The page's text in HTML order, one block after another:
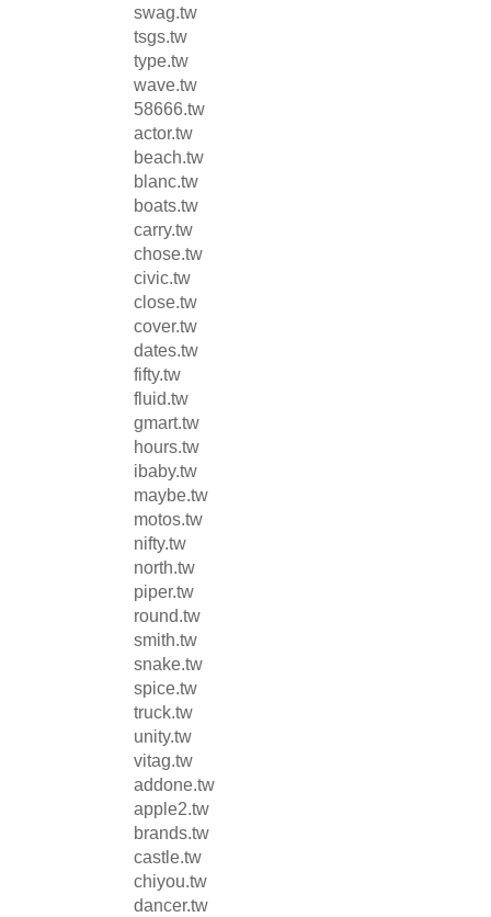
swag.tw
tsgs.tw
type.tw
wave.tw
58666.tw
actor.tw
beach.tw
blanc.tw
boats.tw
carry.tw
chose.tw
civic.tw
close.tw
cover.tw
dates.tw
fifty.tw
fluid.tw
gmart.tw
hours.tw
ibaby.tw
maybe.tw
motos.tw
nifty.tw
north.tw
piper.tw
round.tw
smith.tw
snake.tw
spice.tw
truck.tw
unity.tw
vitag.tw
addone.tw
apple2.tw
brands.tw
castle.tw
chiyou.tw
dancer.tw